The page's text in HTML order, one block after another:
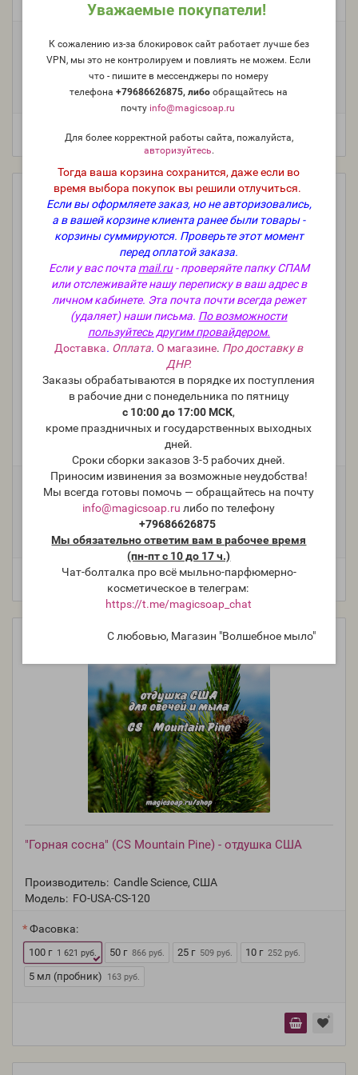
Уважаемые покупатели!
К сожалению из-за блокировок сайт работает лучше без
VPN, мы это не контролируем и повлиять не можем. Если
что - пишите в мессенджеры по номеру
телефона+79686626875, либообращайтесь на
почту info@magicsoap.ru
Для более корректной работы сайта, пожалуйста,
авторизуйтесь.
Тогда ваша корзина сохранится, даже если во
время выбора покупок вы решили отлучиться.
Если вы оформляете заказ, но не авторизовались,
а в вашей корзине клиента ранее были товары -
корзины суммируются. Проверьте этот момент
перед оплатой заказа.
Если у вас почта mail.ru- проверяйте папку СПАМ
или отслеживайте нашу переписку в ваш адрес в
личном кабинете. Эта почта почти всегда режет
(удаляет) наши письма. По возможности
пользуйтесь другим провайдером.
Доставка. Оплата.О магазине. Про доставку в
ДНР.
Заказы обрабатываются в порядке их поступления
в рабочие дни с понедельника по пятницу
с 10:00 до 17:00 МСК,
кроме праздничных и государственных выходных
дней.
Сроки сборки заказов 3-5 рабочих дней.
Приносим извинения за возможные неудобства!
Мы всегда готовы помочь — обращайтесь на почту
info@magicsoap.ru либо по телефону
+79686626875
Мы обязательно ответим вам в рабочее время
(пн-пт с 10 до 17 ч.)
Чат-болталка про всё мыльно-парфюмерно-
косметическое в телеграм:
https://t.me/magicsoap_chat
С любовью, Магазин "Волшебное мыло"
FO-USA-NG-304
Фасовка:
100 г 1 290 руб. 50 г 703 руб. 25 г 399 руб. 10 г 197 руб.
5 мл (пробник) 163 руб.
"Голубая ель" (CS Blue Spruce) - отдушка США
Производитель:
Candle Science, США
FO-USA-CS-143
Фасовка:
1 481 руб. 50 г 849 руб. 25 г 515 руб. 10 г 242 руб.
"Горная сосна" (CS Mountain Pine) - отдушка США
Производитель: Candle Science, США
Модель: FO-USA-CS-120
Фасовка:
100 г 1 621 руб. 50 г 866 руб. 25 г 509 руб. 10 г 252 руб.
5 мл (пробник) 163 руб.